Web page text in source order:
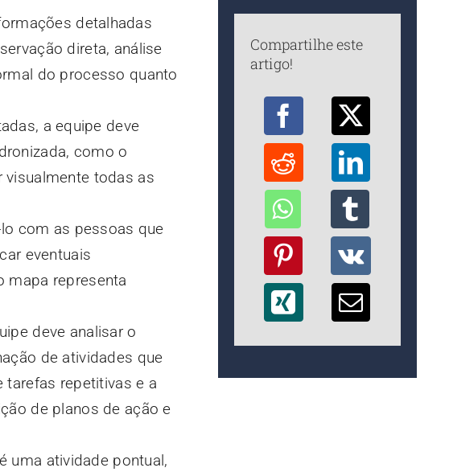
detalhadas
direta, análise
do processo quanto
a equipe deve
como o
visualmente todas as
com as pessoas que
eventuais
mapa representa
deve analisar o
de atividades que
tarefas repetitivas e a
de planos de ação e
uma atividade pontual,
Compartilhe este
artigo!